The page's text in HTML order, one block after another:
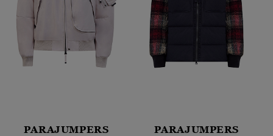
PARAJUMPERS PARAJUMPERS